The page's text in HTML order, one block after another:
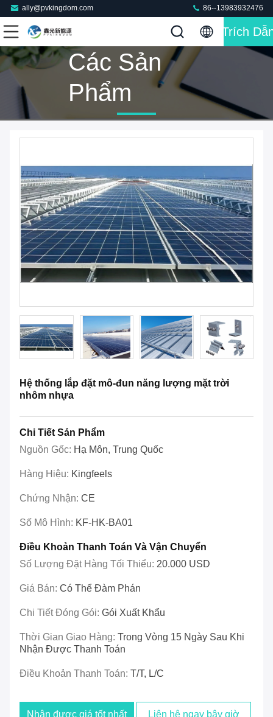
ally@pvkingdom.com 86--13983932476
Trích
Các Sản
Phẩm
Hệ thống lắp đặt mô-đun năng lượng mặt trời
nhôm nhựa
Chi Tiết Sản Phẩm
Nguồn Gốc: Hạ Môn, Trung Quốc
Hàng Hiệu: Kingfeels
Chứng Nhận: CE
Số Mô Hình: KF-HK-BA01
Điều Khoản Thanh Toán Và Vận Chuyển
Số Lượng Đặt Hàng Tối Thiểu: 20.000 USD
Giá Bán: Có Thể Đàm Phán
Chi Tiết Đóng Gói: Gói Xuất Khẩu
Thời Gian Giao Hàng: Trong Vòng 15 Ngày Sau Khi
Nhận Được Thanh Toán
Điều Khoản Thanh Toán: T/T, L/C
Nhận được giá tốt nhất Liên hệ ngay bây giờ